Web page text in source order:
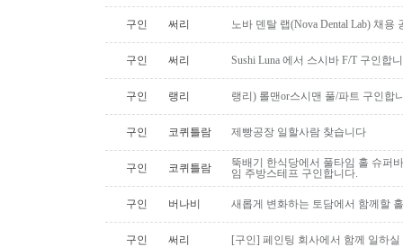
구인 써리 노바 덴탈 랩(Nova Dental Lab) 채용
구인 써리 Sushi Luna 에서 스시바 F/T 구인합
구인 랭리 랭리) 롤맨or스시맨 풀/파트 구인합
구인 코퀴틀람 제빵공장 일할사람 찾습니다
구인 코퀴틀람
뚝배기 한식당에서 풀타임 홀 슈퍼
임 주방스테프 구인합니다.
구인 버나비 새롭게 변화하는 토담에서 함께할
구인 써리 [구인] 페인팅 회사에서 함께 일하